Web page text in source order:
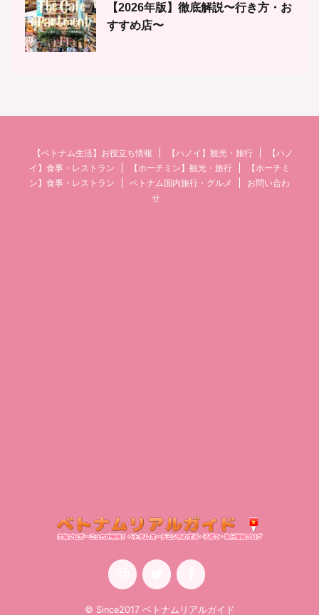
【2026年版】徹底解説〜行き方・お
すすめ店〜
【ベトナム生活】お役立ち情報 【ハノイ】観光・旅行
【ハノ
イ】食事・レストラン
【ホーチミン】観光・旅行
【ホーチミ
ン】食事・レストラン
ベトナム国内旅行・グルメ
お問い合わ
せ
© Since2017 ベトナムリアルガイド